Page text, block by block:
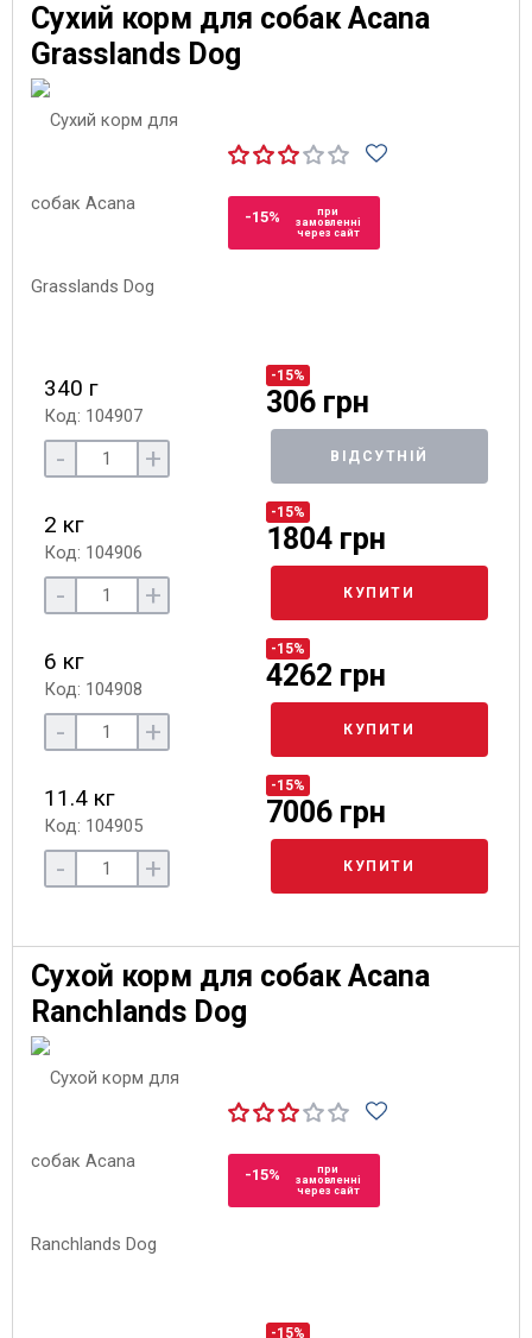
Сухий корм для собак Acana
Grasslands Dog
-15%
при
замовленні
через сайт
340 г
Код: 104907
-15%
306 грн
- + ВІДСУТНІЙ
2 кг
Код: 104906
-15%
1804 грн
- + КУПИТИ
6 кг
Код: 104908
-15%
4262 грн
- + КУПИТИ
11.4 кг
Код: 104905
-15%
7006 грн
- + КУПИТИ
Сухой корм для собак Acana
Ranchlands Dog
-15%
при
замовленні
через сайт
-15%